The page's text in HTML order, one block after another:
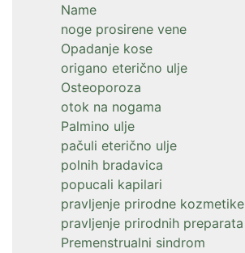
Name
noge prosirene vene
Opadanje kose
origano eterično ulje
Osteoporoza
otok na nogama
Palmino ulje
pačuli eterično ulje
polnih bradavica
popucali kapilari
pravljenje prirodne kozmetike
pravljenje prirodnih preparata
Premenstrualni sindrom